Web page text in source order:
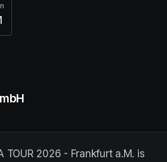
TOUR 2026 - Frankfurt a.M. is